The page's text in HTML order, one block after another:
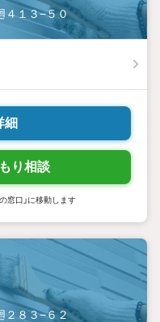
４１３−５０
細
り相談
窓口」に移動します
２８３−６２